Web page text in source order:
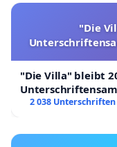
"Die
"Die Villa" bleibt
2 038 Unterschriften